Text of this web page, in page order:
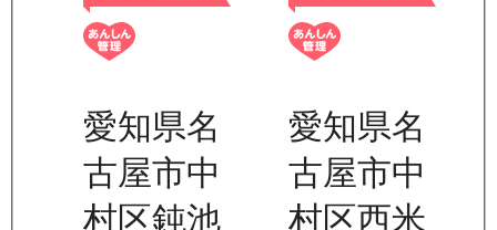
愛知県名
古屋市中
村区鈍池
愛知県名
古屋市中
村区西米